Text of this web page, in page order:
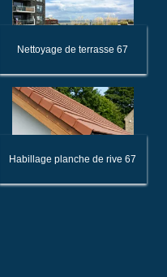
Nettoyage de terrasse 67
Habillage planche de rive 67